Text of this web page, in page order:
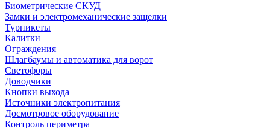
Биометрические СКУД
Замки и электромеханические защелки
Турникеты
Калитки
Ограждения
Шлагбаумы и автоматика для ворот
Светофоры
Доводчики
Кнопки выхода
Источники электропитания
Досмотровое оборудование
Контроль периметра